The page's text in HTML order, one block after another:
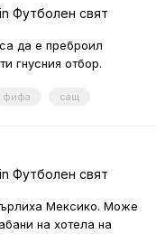
Футболен свят
да е преброил
гнусния отбор.
фифа сащ
Футболен свят
Мексико. Може
на хотела на